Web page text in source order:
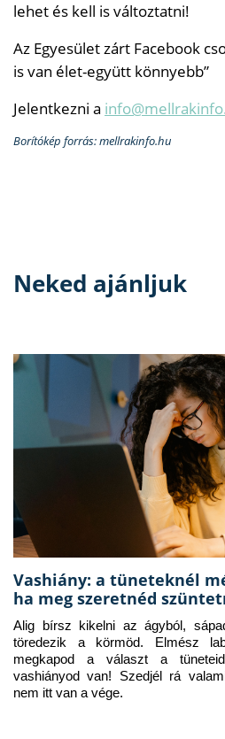
lehet és kell is változtatni!
Az Egyesület zárt Facebook
is van élet-együtt könnyebb”
Jelentkezni a
Borítókép forrás: mellrakinfo.hu
Neked ajánljuk
Vashiány: a tüneteknél
ha meg szeretnéd
Alig bírsz kikelni az ágyból,
töredezik a körmöd. Elmész
megkapod a választ a
vashiányod van! Szedjél rá
nem itt van a vége.